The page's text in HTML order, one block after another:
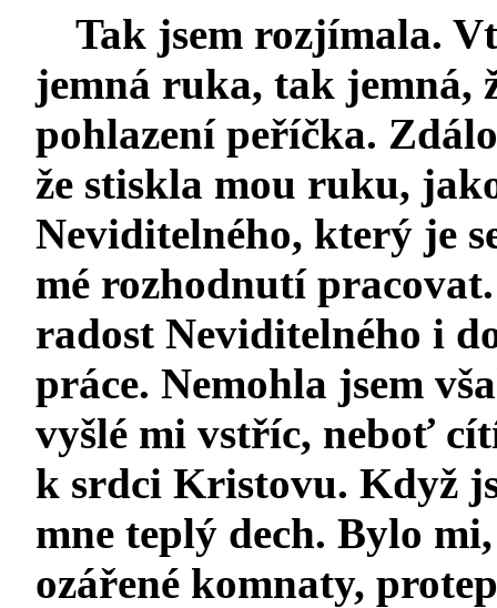
Tak jsem rozjímala.
jemná ruka, tak jemná,
pohlazení peříčka.
že stiskla mou ruku,
Neviditelného, který je
mé rozhodnutí
radost Neviditelného i
práce. Nemohla jsem
vyšlé mi vstříc, neboť
k srdci Kristovu. Když
mne teplý dech. Bylo
ozářené komnaty,